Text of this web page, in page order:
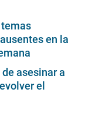
en la
asesinar a
el